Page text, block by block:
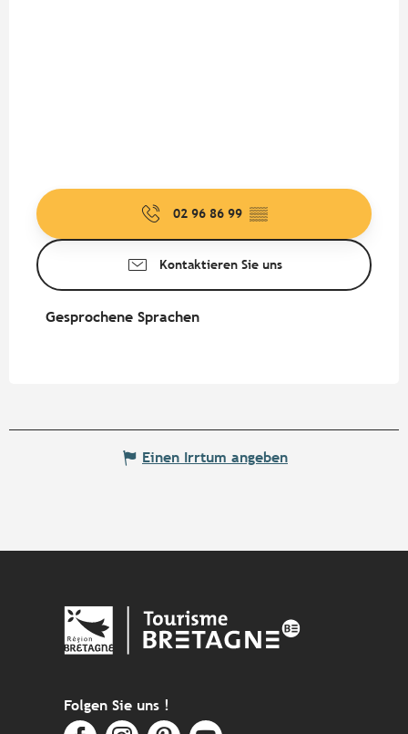
02 96 86 99 ▒▒
Kontaktieren Sie uns
Gesprochene Sprachen
Gesprochene Sprachen
Einen Irrtum angeben
Folgen Sie uns !